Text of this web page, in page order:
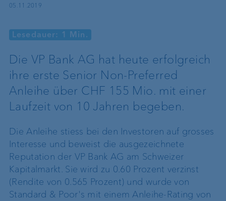
05.11.2019
Lesedauer: 1 Min.
Die VP Bank AG hat heute erfolgreich
ihre erste Senior Non-Preferred
Anleihe über CHF 155 Mio. mit einer
Laufzeit von 10 Jahren begeben.
Die Anleihe stiess bei den Investoren auf grosses
Interesse und beweist die ausgezeichnete
Reputation der VP Bank AG am Schweizer
Kapitalmarkt. Sie wird zu 0.60 Prozent verzinst
(Rendite von 0.565 Prozent) und wurde von
Standard & Poor's mit einem Anleihe-Rating von